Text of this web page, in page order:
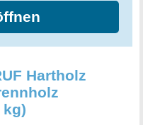
Hartholz
kg)